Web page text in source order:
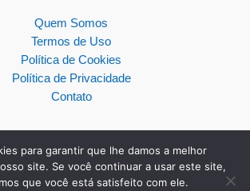
Quem Somos
Termos de Uso
Política de Cookies
Política de Privacidade
Contato
Copyright © 2026
para garantir que lhe damos a melhor
site. Se você continuar a usar este site,
que você está satisfeito com ele.